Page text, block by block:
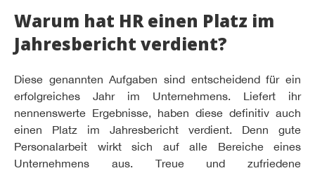
Warum hat HR einen Platz im
Jahresbericht verdient?
Diese genannten Aufgaben sind entscheidend für ein
erfolgreiches Jahr im Unternehmens. Liefert ihr
nennenswerte Ergebnisse, haben diese definitiv auch
einen Platz im Jahresbericht verdient. Denn gute
Personalarbeit wirkt sich auf alle Bereiche eines
Unternehmens aus. Treue und zufriedene